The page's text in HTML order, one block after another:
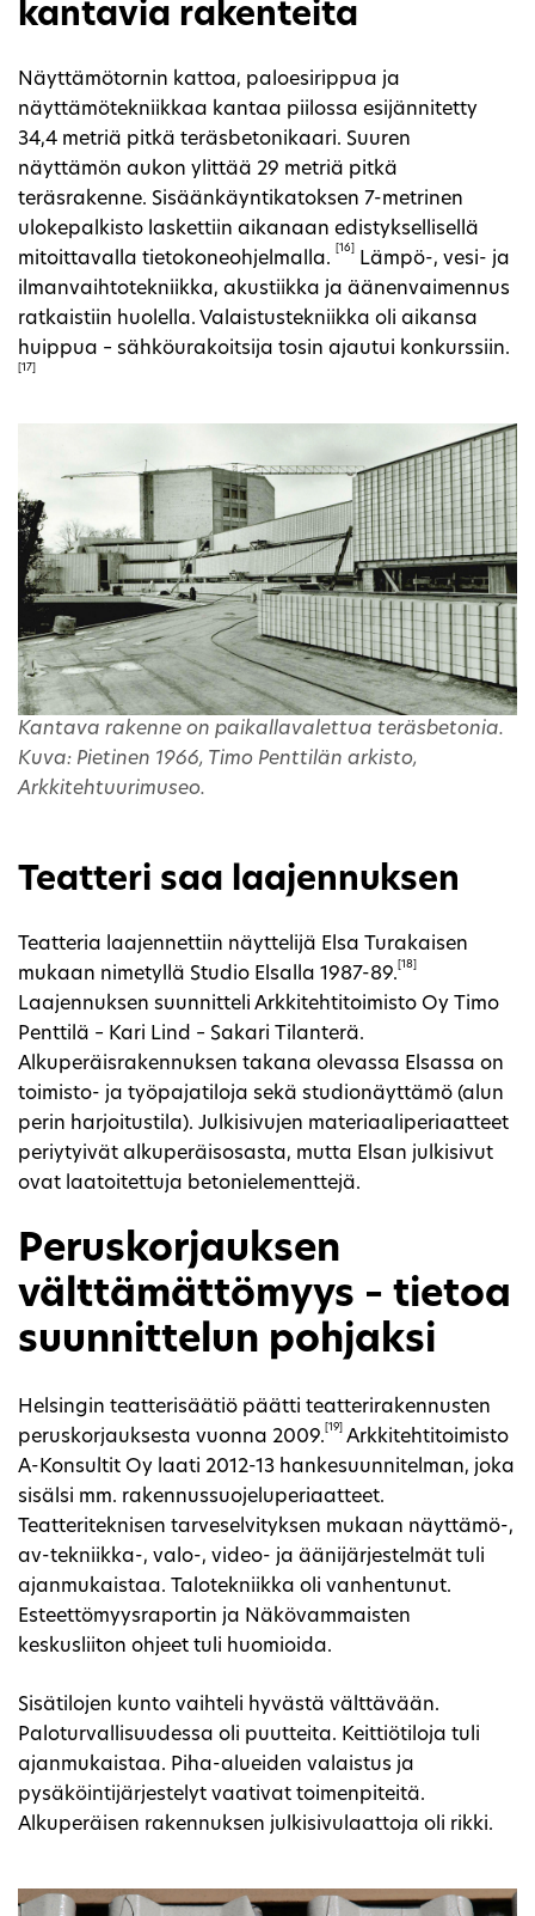
kantavia rakenteita
Näyttämötornin kattoa, paloesirippua ja
näyttämötekniikkaa kantaa piilossa esijännitetty
34,4 metriä pitkä teräsbetonikaari. Suuren
näyttämön aukon ylittää 29 metriä pitkä
teräsrakenne. Sisäänkäyntikatoksen 7-metrinen
ulokepalkisto laskettiin aikanaan edistyksellisellä
mitoittavalla tietokoneohjelmalla.
[16]
Lämpö-, vesi- ja
ilmanvaihtotekniikka, akustiikka ja äänenvaimennus
ratkaistiin huolella. Valaistustekniikka oli aikansa
huippua – sähköurakoitsija tosin ajautui konkurssiin.
[17]
Kantava rakenne on paikallavalettua teräsbetonia.
Kuva: Pietinen 1966, Timo Penttilän arkisto,
Arkkitehtuurimuseo.
Teatteri saa laajennuksen
Teatteria laajennettiin näyttelijä Elsa Turakaisen
mukaan nimetyllä Studio Elsalla 1987-89.
[18]
Laajennuksen suunnitteli Arkkitehtitoimisto Oy Timo
Penttilä – Kari Lind – Sakari Tilanterä.
Alkuperäisrakennuksen takana olevassa Elsassa on
toimisto- ja työpajatiloja sekä studionäyttämö (alun
perin harjoitustila). Julkisivujen materiaaliperiaatteet
periytyivät alkuperäisosasta, mutta Elsan julkisivut
ovat laatoitettuja betonielementtejä.
Peruskorjauksen
välttämättömyys – tietoa
suunnittelun pohjaksi
Helsingin teatterisäätiö päätti teatterirakennusten
peruskorjauksesta vuonna 2009.
[19]
Arkkitehtitoimisto
A-Konsultit Oy laati 2012-13 hankesuunnitelman, joka
sisälsi mm. rakennussuojeluperiaatteet.
Teatteriteknisen tarveselvityksen mukaan näyttämö-,
av-tekniikka-, valo-, video- ja äänijärjestelmät tuli
ajanmukaistaa. Talotekniikka oli vanhentunut.
Esteettömyysraportin ja Näkövammaisten
keskusliiton ohjeet tuli huomioida.
Sisätilojen kunto vaihteli hyvästä välttävään.
Paloturvallisuudessa oli puutteita. Keittiötiloja tuli
ajanmukaistaa. Piha-alueiden valaistus ja
pysäköintijärjestelyt vaativat toimenpiteitä.
Alkuperäisen rakennuksen julkisivulaattoja oli rikki.